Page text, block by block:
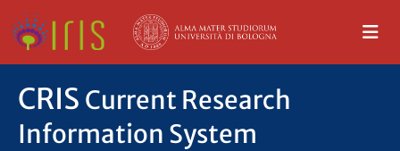
CRIS Current Research
Information System